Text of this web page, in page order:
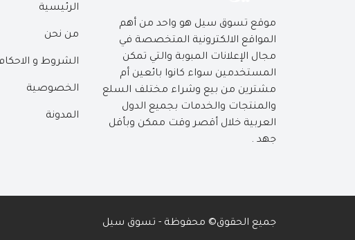
موقع تسوق سيل هو واحد من أهم
المواقع الالكترونية المتخصصة في
مجال الإعلانات المبوبة والتي تمكن
المستخدمين سواء كانوا بائعين أم
مشترين من بيع وشراء مختلف السلع
والمنتجات والخدمات بجميع الدول
العربية خلال أقصر وقت ممكن وبأقل
جهد .
الرئيسية
من نحن
الشروط و
الخصوصية
المدونة
جميع الحقوق© محفوظة - تسوق سيل